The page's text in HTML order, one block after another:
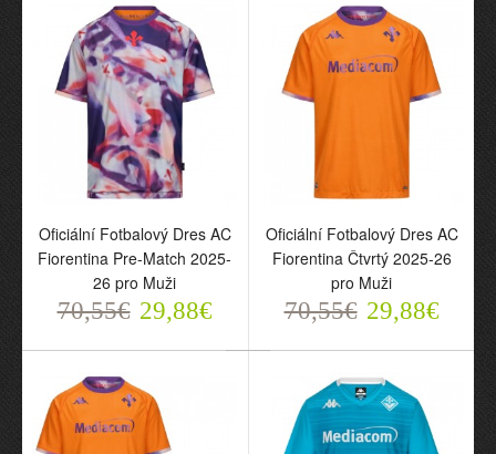
Oficiální Fotbalový Dres
AC Fiorentina Pre-Match
2025-26 pro Muži
70,55€ 29,88€
Oficiální Fotbalový Dres
AC Fiorentina Čtvrtý
2025-26 pro Muži
70,55€ 29,88€
Oficiální Fotbalový Dres AC
Fiorentina Pre-Match 2025-
26 pro Muži
70,55€ 29,88€
Oficiální Fotbalový Dres AC
Fiorentina Čtvrtý 2025-26
pro Muži
70,55€ 29,88€